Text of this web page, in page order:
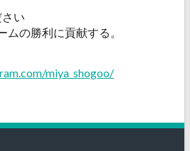
い
ムの勝利に貢献する。
miya_shogoo/